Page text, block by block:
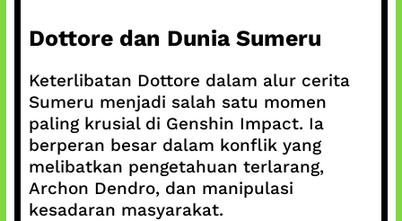
Dottore dan Dunia Sumeru
Keterlibatan Dottore dalam alur cerita
Sumeru menjadi salah satu momen
paling krusial di Genshin Impact. Ia
berperan besar dalam konflik yang
melibatkan pengetahuan terlarang,
Archon Dendro, dan manipulasi
kesadaran masyarakat.